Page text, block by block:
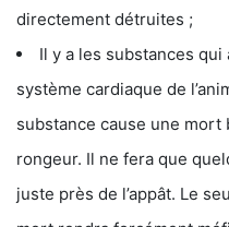
directement détruites ;
Il y a les substances
système cardiaque de
substance cause une
rongeur. Il ne fera que
juste près de l’appât. Le